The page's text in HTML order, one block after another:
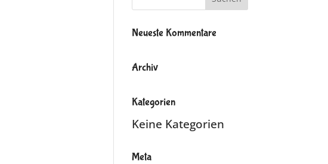
Neueste Kommentare
Archiv
Kategorien
Keine Kategorien
Meta